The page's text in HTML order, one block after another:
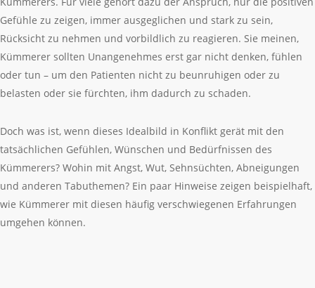
Gefühle zu zeigen, immer ausgeglichen und stark zu sein,
Rücksicht zu nehmen und vorbildlich zu reagieren. Sie meinen,
Kümmerer sollten Unangenehmes erst gar nicht denken, fühlen
oder tun – um den Patienten nicht zu beunruhigen oder zu
belasten oder sie fürchten, ihm dadurch zu schaden.
Doch was ist, wenn dieses Idealbild in Konflikt gerät mit den
tatsächlichen Gefühlen, Wünschen und Bedürfnissen des
Kümmerers? Wohin mit Angst, Wut, Sehnsüchten, Abneigungen
und anderen Tabuthemen? Ein paar Hinweise zeigen beispielhaft,
wie Kümmerer mit diesen häufig verschwiegenen Erfahrungen
umgehen können.